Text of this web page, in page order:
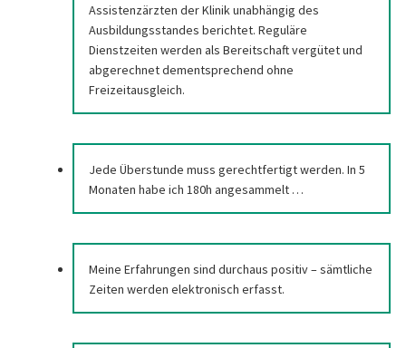
Assistenzärzten der Klinik unabhängig des
Ausbildungsstandes berichtet. Reguläre
Dienstzeiten werden als Bereitschaft vergütet und
abgerechnet dementsprechend ohne
Freizeitausgleich.
Jede Überstunde muss gerechtfertigt werden. In 5
Monaten habe ich 180h angesammelt …
Meine Erfahrungen sind durchaus positiv – sämtliche
Zeiten werden elektronisch erfasst.